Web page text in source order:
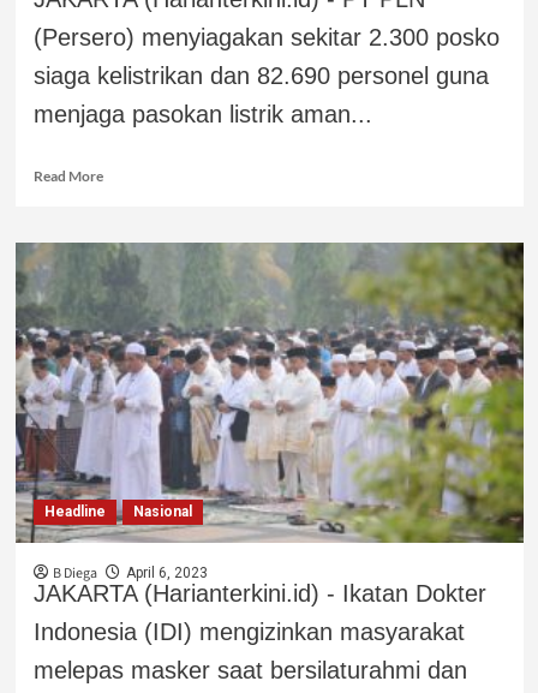
(Persero) menyiagakan sekitar 2.300 posko
siaga kelistrikan dan 82.690 personel guna
menjaga pasokan listrik aman...
Read More
Headline Nasional
B Diega April 6, 2023
JAKARTA (Harianterkini.id) - Ikatan Dokter
Indonesia (IDI) mengizinkan masyarakat
melepas masker saat bersilaturahmi dan